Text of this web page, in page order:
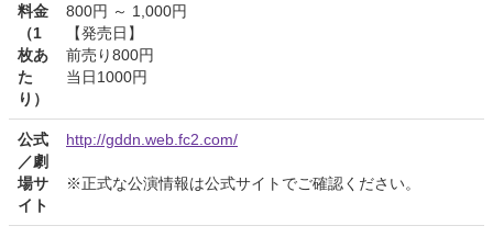
料金
（1
枚あ
た
り）
800円 ～ 1,000円
【発売日】
前売り800円
当日1000円
公式
／劇
場サ
イト
http://gddn.web.fc2.com/
※正式な公演情報は公式サイトでご確認ください。